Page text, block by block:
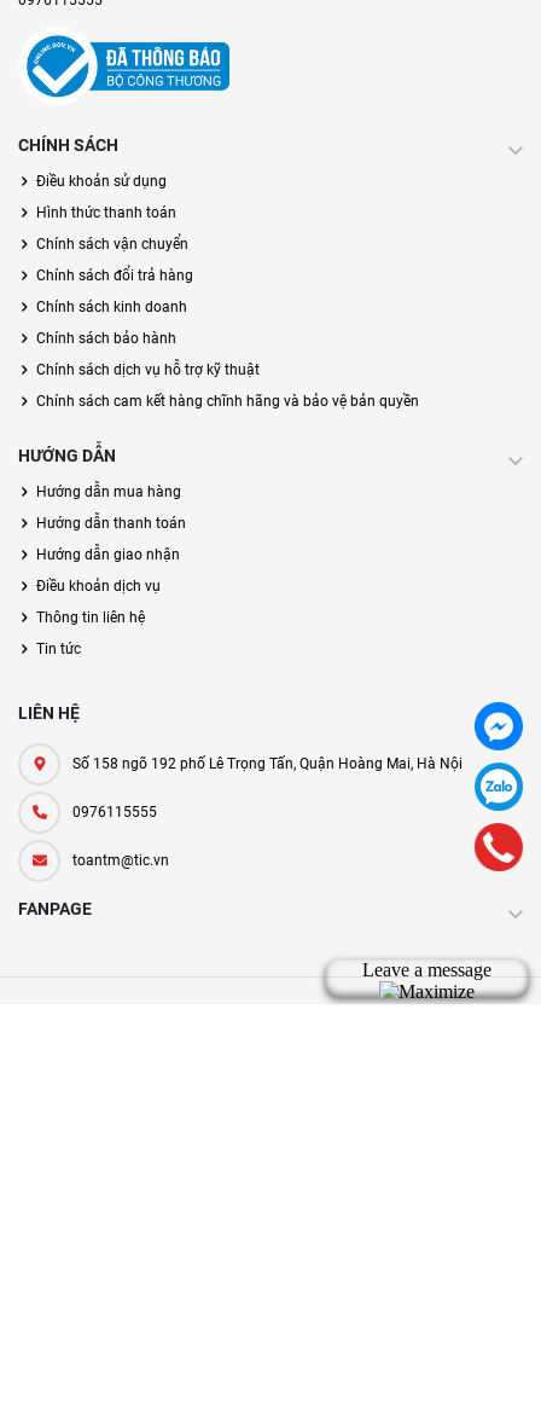
CHÍNH SÁCH
Điều khoản sử dụng
Hình thức thanh toán
Chính sách vận chuyển
Chính sách đổi trả hàng
Chính sách kinh doanh
Chính sách bảo hành
Chính sách dịch vụ hỗ trợ kỹ thuật
Chính sách cam kết hàng chĩnh hãng và bảo vệ bản quyền
HƯỚNG DẪN
Hướng dẫn mua hàng
Hướng dẫn thanh toán
Hướng dẫn giao nhận
Điều khoản dịch vụ
Thông tin liên hệ
Tin tức
LIÊN HỆ
Số 158 ngõ 192 phố Lê Trọng Tấn, Quận Hoàng Mai, Hà Nội
0976115555
toantm@tic.vn
FANPAGE